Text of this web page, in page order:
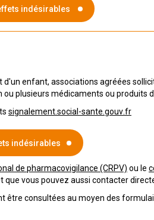
indésirables
enfant, associations agréées
ou plusieurs médicaments ou produits
signalement.social-sante.gouv.fr
indésirables
de pharmacovigilance (CRPV) ou le
que vous pouvez aussi contacter
consultées au moyen des